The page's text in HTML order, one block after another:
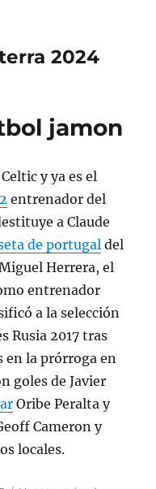
2024
jamon
y ya es el
entrenador del
a Claude
de portugaldel
Herrera, el
entrenador
a la selección
Rusia 2017 tras
en la prórroga en
goles de Javier
Oribe Peralta y
Cameron y
locales.